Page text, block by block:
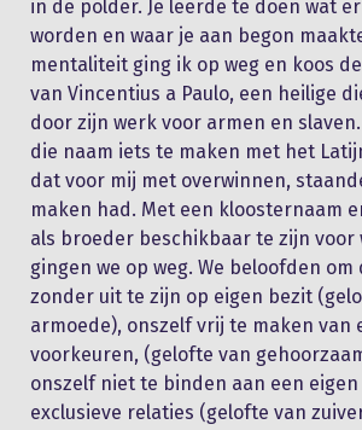
in de polder. Je leerde te doen wat
worden en waar je aan begon
mentaliteit ging ik op weg en koos
van Vincentius a Paulo, een heilige
door zijn werk voor armen en
die naam iets te maken met het
dat voor mij met overwinnen,
maken had. Met een kloosternaam
als broeder beschikbaar te zijn voor
gingen we op weg. We beloofden
zonder uit te zijn op eigen bezit
armoede), onszelf vrij te maken van
voorkeuren, (gelofte van
onszelf niet te binden aan een
exclusieve relaties (gelofte van